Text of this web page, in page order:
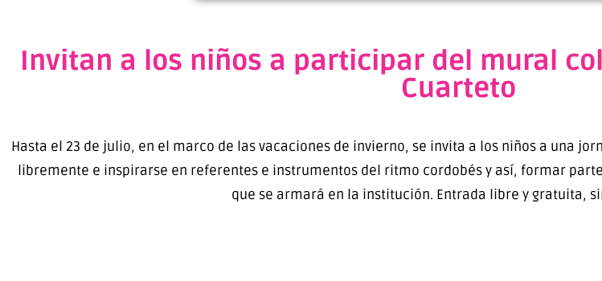
Invitan a los niños a participar del mural
Cuarteto
Hasta el 23 de julio, en el marco de las vacaciones de invierno, se invita a los niños a una
libremente e inspirarse en referentes e instrumentos del ritmo cordobés y así, formar
que se armará en la institución. Entrada libre y gratuita,